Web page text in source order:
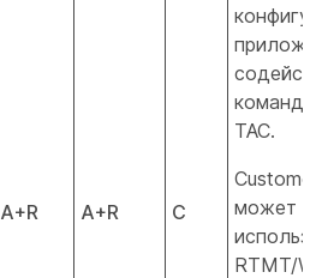
A+R A+R C
команды
TAC.
может
RTMT/